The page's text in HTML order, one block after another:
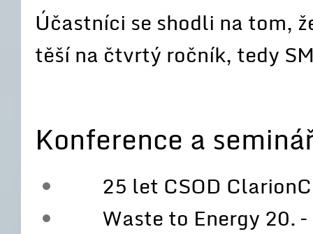
Účastníci se shodli na tom,
těší na čtvrtý ročník, tedy
Konference a
25 let CSOD
Waste to Energy 20. –